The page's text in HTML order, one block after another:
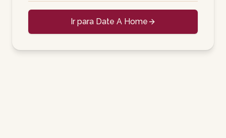
Ir para Date A Home